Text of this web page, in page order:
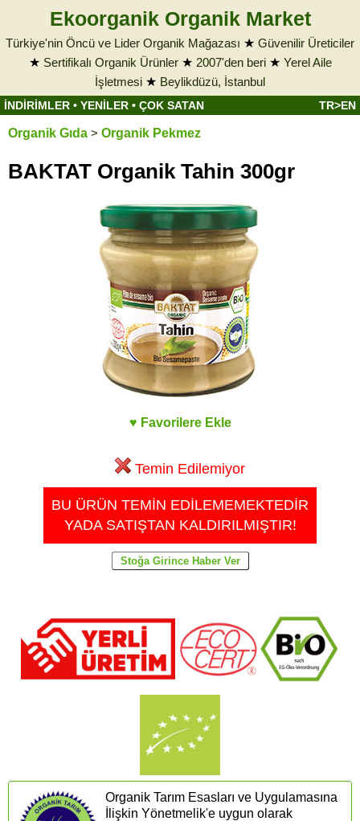
Ekoorganik Organik Market
Türkiye'nin Öncü ve Lider Organik Mağazası ★ Güvenilir Üreticiler
★ Sertifikalı Organik Ürünler★ 2007'den beri★ Yerel Aile
İşletmesi ★ Beylikdüzü, İstanbul
İNDİRİMLER • YENİLER • ÇOK SATAN TR>EN
Organik Gıda > Organik Pekmez
BAKTAT Organik Tahin 300gr
♥ Favorilere Ekle
Temin Edilemiyor
BU ÜRÜN TEMİN EDİLEMEMEKTEDİR
YADA SATIŞTAN KALDIRILMIŞTIR!
Organik Tarım Esasları ve Uygulamasına
İlişkin Yönetmelik'e uygun olarak